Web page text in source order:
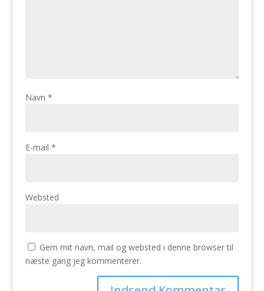
Navn *
E-mail *
Websted
Gem mit navn, mail og websted i denne browser til
næste gang jeg kommenterer.